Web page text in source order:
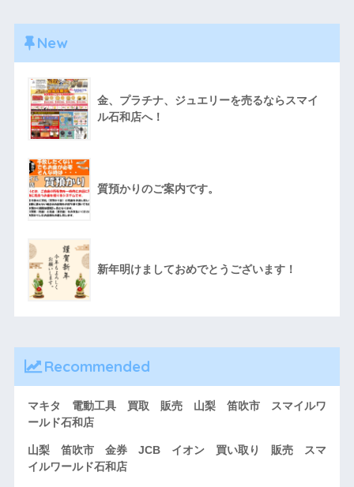
New
金、プラチナ、ジュエリーを売るならスマイ
ル石和店へ！
質預かりのご案内です。
新年明けましておめでとうございます！
Recommended
マキタ 電動工具 買取 販売 山梨 笛吹市 スマイルワ
ールド石和店
山梨 笛吹市 金券 JCB イオン 買い取り 販売 スマ
イルワールド石和店